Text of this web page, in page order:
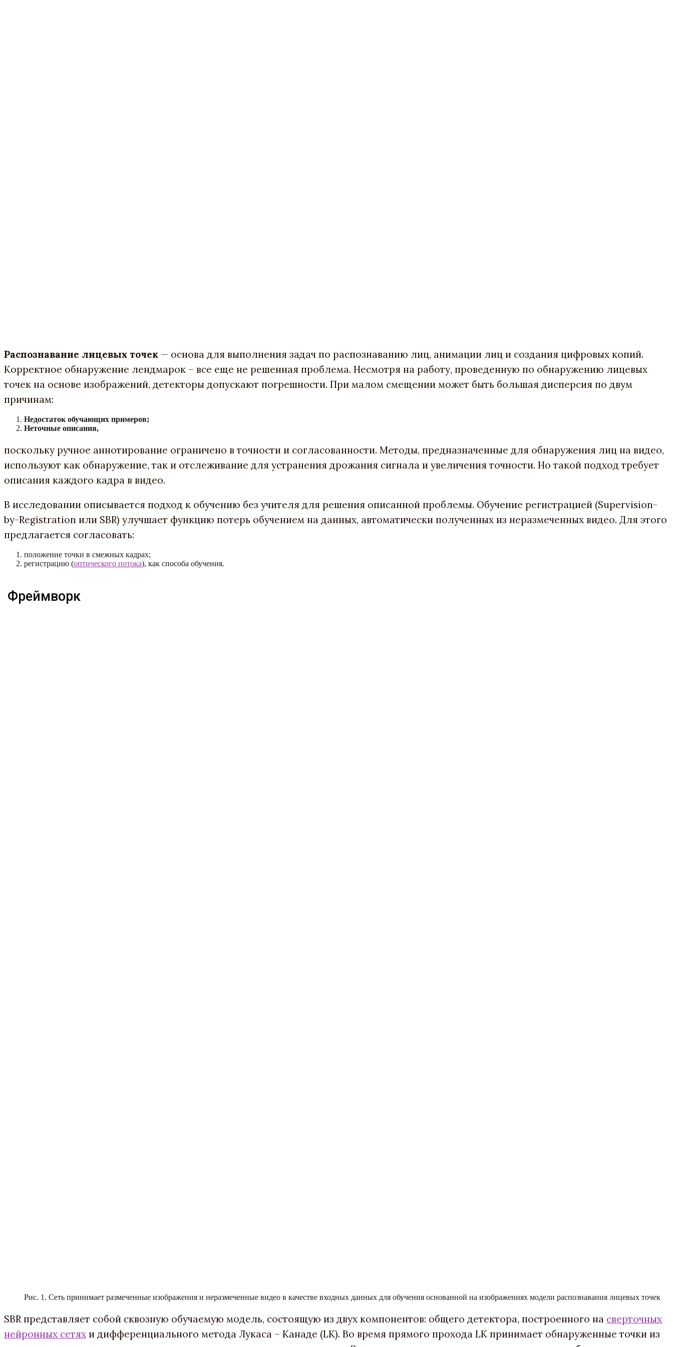
Распознавание лицевых точек — основа для выполнения задач по распознаванию лиц, анимации лиц и создания цифровых копий.
Корректное обнаружение лендмарок – все еще не решенная проблема. Несмотря на работу, проведенную по обнаружению лицевых
точек на основе изображений, детекторы допускают погрешности. При малом смещении может быть большая дисперсия по двум
причинам:
Недостаток обучающих примеров;
Неточные описания,
поскольку ручное аннотирование ограничено в точности и согласованности. Методы, предназначенные для обнаружения лиц на видео,
используют как обнаружение, так и отслеживание для устранения дрожания сигнала и увеличения точности. Но такой подход требует
описания каждого кадра в видео.
В исследовании описывается подход к обучению без учителя для решения описанной проблемы. Обучение регистрацией (Supervision-
by-Registration или SBR) улучшает функцию потерь обучением на данных, автоматически полученных из неразмеченных видео. Для этого
предлагается согласовать:
положение точки в смежных кадрах;
регистрацию (оптического потока), как способа обучения.
Фреймворк
Рис. 1. Сеть принимает размеченные изображения и неразмеченные видео в качестве входных данных для обучения основанной на изображениях модели распознавания лицевых точек
SBR представляет собой сквозную обучаемую модель, состоящую из двух компонентов: общего детектора, построенного на сверточных
нейронных сетях и дифференциального метода Лукаса – Канаде (LK). Во время прямого прохода LK принимает обнаруженные точки из